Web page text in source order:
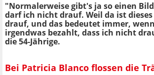
"Normalerweise gibt's ja so einen
darf ich nicht drauf. Weil da ist
drauf, und das bedeutet immer,
irgendwas bezahlt, dass ich nicht
die 54-Jährige.
Bei Patricia Blanco flossen die